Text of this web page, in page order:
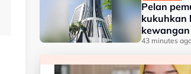
Pelan
kukuhkan
kewangan
Haji
43 minutes